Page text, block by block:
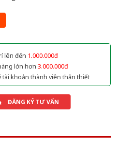
lên đến 1.000.000đ
lớn hơn 3.000.000đ
khoản thành viên thân thiết
ĐĂNG KÝ TƯ VẤN